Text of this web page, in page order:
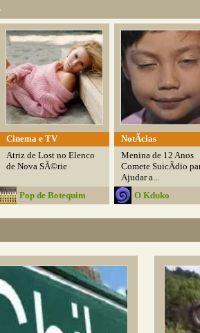
Cinema e TV
Atriz de Lost no Elenco
de Nova SÃ©rie
Pop de Botequim
NotÃ­cias
Menina de 12 Anos
Comete SuicÃ­dio
Ajudar a...
O Kduko